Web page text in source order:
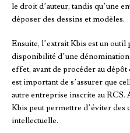
le droit d’auteur, tandis qu’une
déposer des dessins et modèles.
Ensuite, l’extrait Kbis est un
disponibilité d’une dénomination
effet, avant de procéder au dépôt
est important de s’assurer que
autre entreprise inscrite au RCS.
Kbis peut permettre d’éviter des
intellectuelle.